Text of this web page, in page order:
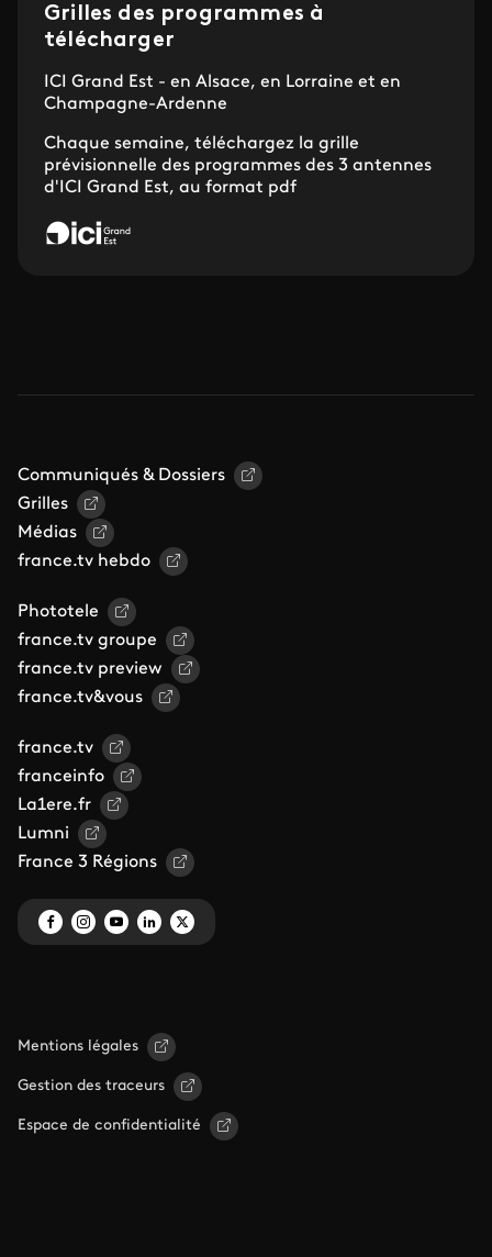
Grilles des programmes à
télécharger
ICI Grand Est - en Alsace, en Lorraine et en
Champagne-Ardenne
Chaque semaine, téléchargez la grille
prévisionnelle des programmes des 3 antennes
d'ICI Grand Est, au format pdf
Communiqués & Dossiers
Grilles
Médias
france.tv hebdo
Phototele
france.tv groupe
france.tv preview
france.tv&vous
france.tv
franceinfo
La1ere.fr
Lumni
France 3 Régions
Mentions légales
Gestion des traceurs
Espace de confidentialité